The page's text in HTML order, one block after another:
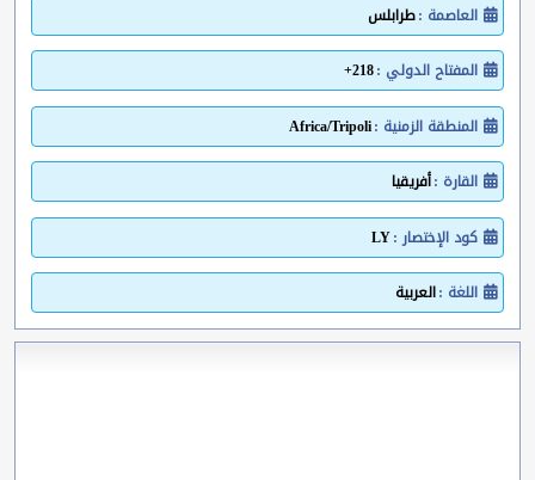
العاصمة :طرابلس
المفتاح الدولي :218+
المنطقة الزمنية :Africa/Tripoli
القارة :أفريقيا
كود الإختصار :LY
اللغة :العربية